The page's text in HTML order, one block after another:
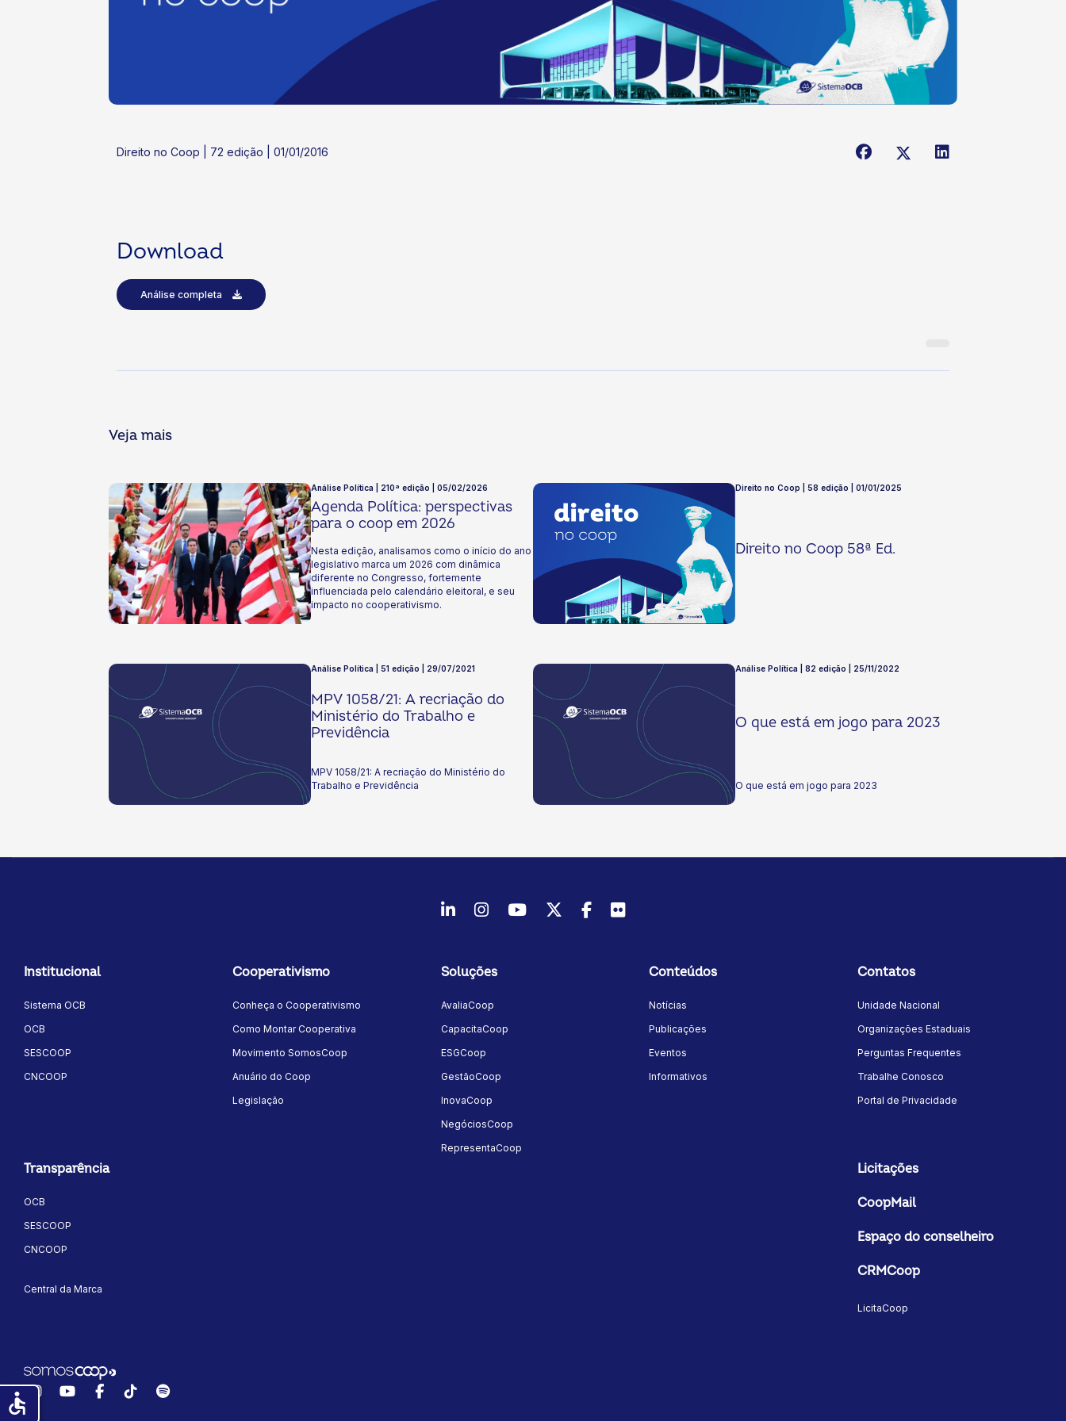
Direito no Coop | 72 edição | 01/01/2016
Download
Análise completa
Veja mais
Análise Política | 210ª edição | 05/02/2026
Agenda Política: perspectivas
para o coop em 2026
Nesta edição, analisamos como o início do ano
legislativo marca um 2026 com dinâmica
diferente no Congresso, fortemente
influenciada pelo calendário eleitoral, e seu
impacto no cooperativismo.
Direito no Coop | 58 edição | 01/01/2025
Direito no Coop 58ª Ed.
Análise Política | 51 edição | 29/07/2021
MPV 1058/21: A recriação do
Ministério do Trabalho e
Previdência
MPV 1058/21: A recriação do Ministério do
Trabalho e Previdência
Análise Política | 82 edição | 25/11/2022
O que está em jogo para 2023
O que está em jogo para 2023
LinkedInInstagram
YoutubeTwitter/X
Facebook
Flickr
Institucional
Sistema OCB
OCB
SESCOOP
CNCOOP
Cooperativismo
Conheça o Cooperativismo
Como Montar Cooperativa
Movimento SomosCoop
Anuário do Coop
Legislação
Soluções
AvaliaCoop
CapacitaCoop
ESGCoop
GestãoCoop
InovaCoop
NegóciosCoop
RepresentaCoop
Conteúdos
Notícias
Publicações
Eventos
Informativos
Contatos
Unidade Nacional
Organizações Estaduais
Perguntas Frequentes
Trabalhe Conosco
Portal de Privacidade
Transparência
OCB
SESCOOP
CNCOOP
Central da Marca
Licitações
CoopMail
Espaço do conselheiro
CRMCoop
LicitaCoop
InstagramYouTubeFacebook
TikTokSpotify
accessible